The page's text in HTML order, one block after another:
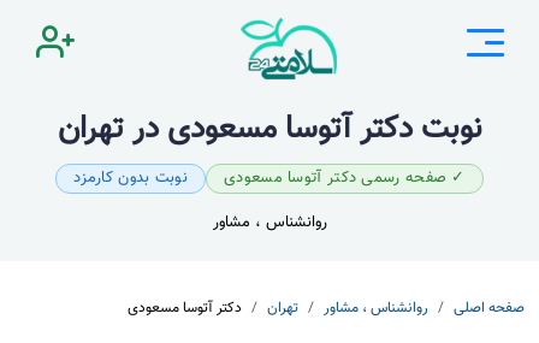
نوبت دکتر آتوسا مسعودی در تهران
✓ صفحه رسمی دکتر آتوسا مسعودی
نوبت بدون کارمزد
روانشناس ، مشاور
صفحه اصلی روانشناس ، مشاور تهران دکتر آتوسا مسعودی